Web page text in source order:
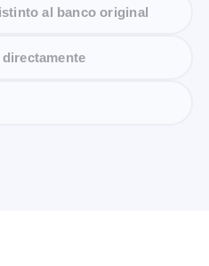
al banco original